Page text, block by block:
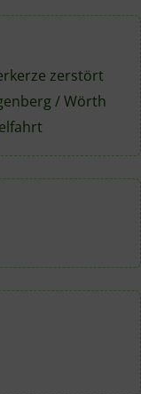
zerstört
/ Wörth